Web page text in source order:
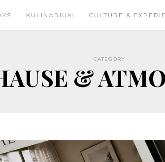
KULINARIUM CULTURE &
CATEGORY
&